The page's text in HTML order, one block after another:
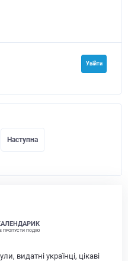
Увійти
Наступна
ПРОПУСТИ ПОДІЮ
видатні українці, цікаві